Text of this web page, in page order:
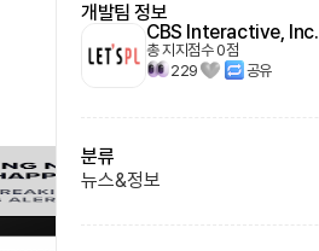
개발팀 정보
CBS Interactive, Inc.
총 지지점수0점
229
공유
분류
뉴스&정보